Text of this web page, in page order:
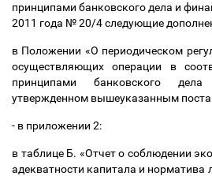
принципами банковского дела и
2011 года № 20/4 следующие
в Положении «О периодическом
осуществляющих операции в
принципами банковского
утвержденном вышеуказанным
- в приложении 2:
в таблице Б. «Отчет о соблюдении
адекватности капитала и норматива